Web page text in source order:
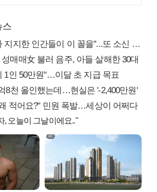
스
지한 인간들이 이 꼴을"...또 소신 발언
매매女 불러 음주, 아들 살해한 30대
1인 50만원"…이달 초 지급 목표
8천 올인했는데…현실은 '-2,400만원'
적어요?" 민원 폭발…세상이 어쩌다
, 오늘이 그날이에요.."